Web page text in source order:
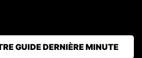
GUIDE DERNIÈRE MINUTE